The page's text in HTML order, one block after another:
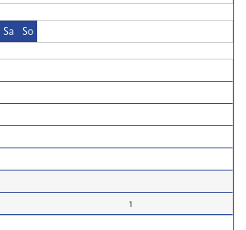
Sa So
1